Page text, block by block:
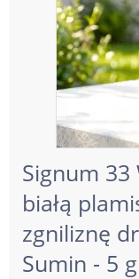
Signum 33
białą
zgniliznę
Sumin - 5 g